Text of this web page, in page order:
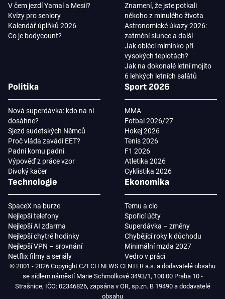
V čem jezdí Yamal a Mesii?
Kvízy pro seniory
Kalendář úplňků 2026
Co je bodycount?
Znamení, že jste potkali
někoho z minulého života
Astronomické úkazy 2026:
zatmění slunce a další
Jak obléci miminko při
vysokých teplotách?
Jak na dokonalé letní mojito
6 lehkých letních salátů
Politika
Nová superdávka: kdo na ní
dosáhne?
Sjezd sudetských Němců
Proč vláda zavádí EET?
Padni komu padni
Výpověď z práce vzor
Divoký kačer
Sport 2026
MMA
Fotbal 2026/27
Hokej 2026
Tenis 2026
F1 2026
Atletika 2026
Cyklistika 2026
Technologie
SpaceX na burze
Nejlepší telefony
Nejlepší AI zdarma
Nejlepší chytré hodinky
Nejlepší VPN – srovnání
Netflix filmy a seriály
Ekonomika
Temu a clo
Spořicí účty
Superdávka – změny
Chybějící roky k důchodu
Minimální mzda 2027
Vedro v práci
© 2001 - 2026 Copyright CZECH NEWS CENTER a.s. a dodavatelé obsahu
se sídlem náměstí Marie Schmolkové 3493/1, 100 00 Praha 10 -
Strašnice, IČO: 02346826, zapsána v OR, sp.zn. B 19490 a dodavatelé
obsahu